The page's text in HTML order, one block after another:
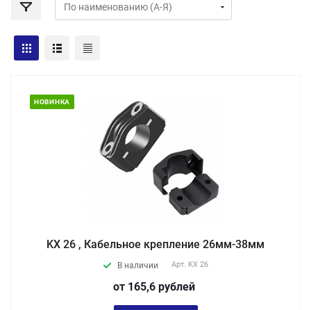
НОВИНКА
KX 26 , Кабельное крепление 26мм-38мм
В наличии Арт. KX 26
от 165,6 рублей